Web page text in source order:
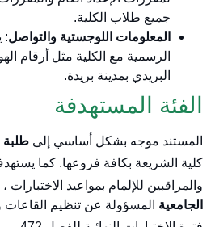
جميع طلاب الكلية.
المعلومات اللوجستية والتواصل:
الرسمية مع الكلية مثل أرقام
البريدي بمدينة بريدة.
الفئة المستهدفة
المستند موجه بشكل أساسي إلى طلبة
كلية الشريعة بكافة فروعها. كما
والمراقبين للإلمام بمواعيد الاختبارات
الجامعية المسؤولة عن تنظيم القاعات